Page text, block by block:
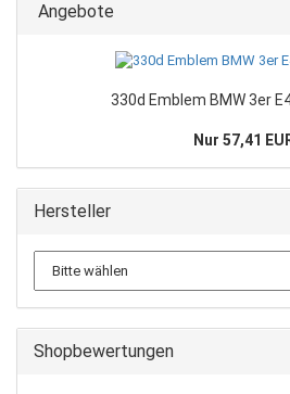
Angebote
330d Emblem BMW 3er
Nur 57,41
Hersteller
Shopbewertungen